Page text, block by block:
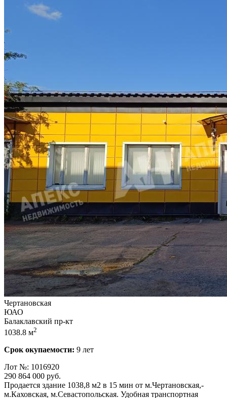
Чертановская
ЮАО
Балаклавский пр-кт
1038.8 м2
Срок окупаемости: 9 лет
Лот №: 1016920
290 864 000 руб.
Пpoдается здание 1038,­8 м2 в 15 мин от м.Чертановская,­
м.Каховская,­ м.Севастопольская. Удобная транспортная